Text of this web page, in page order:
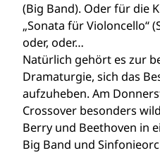
(Big Band). Oder für die
„Sonata für Violoncello“
oder, oder…
Natürlich gehört es zur
Dramaturgie, sich das
aufzuheben. Am
Crossover besonders
Berry und Beethoven in
Big Band und